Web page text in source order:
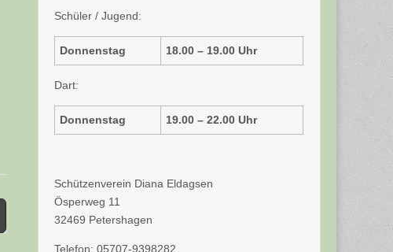
Schüler / Jugend:
Donnenstag 18.00 – 19.00 Uhr
Dart:
Donnenstag 19.00 – 22.00 Uhr
Schützenverein Diana Eldagsen
Ösperweg 11
32469 Petershagen
Telefon: 05707-9398282